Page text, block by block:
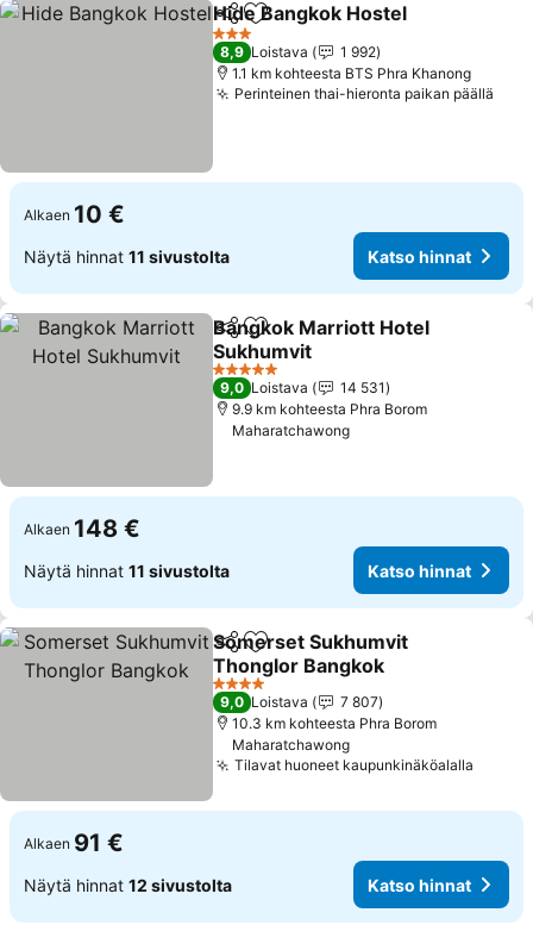
Jaa Lisää suosikkeihin
Hide Bangkok Hostel
3 Tähtiluokitus
8,9 Loistava
1 992
1.1 km kohteesta BTS Phra Khanong
Perinteinen thai-hieronta paikan päällä
Alkaen 10 €
Näytä hinnat 11 sivustolta Katso hinnat
Jaa Lisää suosikkeihin
Bangkok Marriott Hotel
Sukhumvit
5 Tähtiluokitus
9,0 Loistava
14 531
9.9 km kohteesta Phra Borom
Maharatchawong
Alkaen 148 €
Näytä hinnat 11 sivustolta Katso hinnat
Jaa Lisää suosikkeihin
Somerset Sukhumvit
Thonglor Bangkok
4 Tähtiluokitus
9,0 Loistava
7 807
10.3 km kohteesta Phra Borom
Maharatchawong
Tilavat huoneet kaupunkinäköalalla
Alkaen 91 €
Näytä hinnat 12 sivustolta Katso hinnat